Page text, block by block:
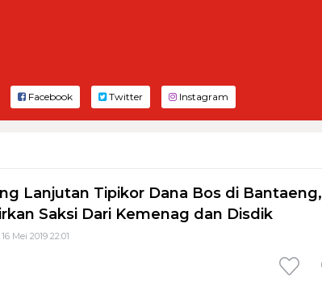
Facebook Twitter Instagram
Lanjutan Tipikor Dana Bos di Bantaeng,
Saksi Dari Kemenag dan Disdik
Mei 2019 22:01